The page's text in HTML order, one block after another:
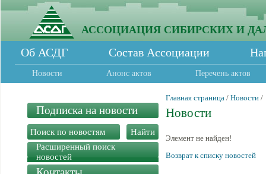
АССОЦИАЦИЯ СИБИРСКИХ И
Об АСДГ Состав Ассоциации
Новости Анонс актов Перечень актов
Подписка на новости
Расширенный поиск
новостей
Главная страница / Новости /
Новости
Элемент не найден!
Возврат к списку новостей